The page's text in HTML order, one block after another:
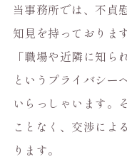
当事務所では、不貞
知見を持っておりま
「職場や近隣に知ら
というプライバシー
いらっしゃいます。
ことなく、交渉によ
ります。